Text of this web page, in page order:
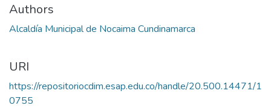
Authors
Alcaldía Municipal de Nocaima Cundinamarca
URI
https://repositoriocdim.esap.edu.co/handle/20.500.14471/1
0755